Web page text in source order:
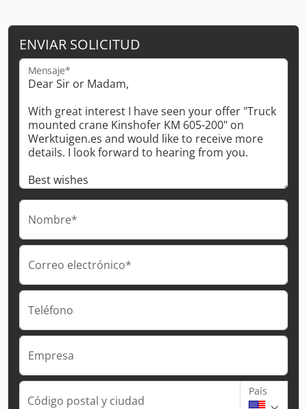
ENVIAR SOLICITUD
Mensaje*
Nombre*
Correo electrónico*
Teléfono
Empresa
Código postal y ciudad
País